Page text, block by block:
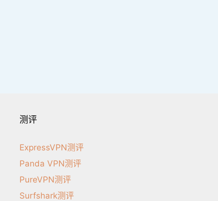
测评
ExpressVPN测评
Panda VPN测评
PureVPN测评
Surfshark测评